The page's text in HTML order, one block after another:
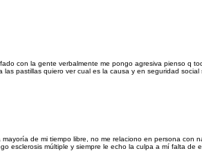
con la gente verbalmente me pongo agresiva pienso q
pastillas quiero ver cual es la causa y en seguridad social
de mi tiempo libre, no me relaciono en persona con
esclerosis múltiple y siempre le echo la culpa a mí falta de